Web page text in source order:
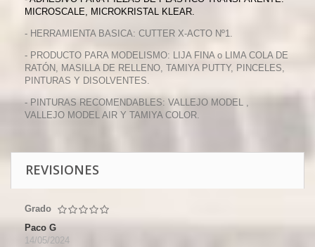
MICROSCALE, MICROKRISTAL KLEAR.
- HERRAMIENTA BASICA: CUTTER X-ACTO Nº1.
- PRODUCTO PARA MODELISMO: LIJA FINA o LIMA COLA DE
RATÓN, MASILLA DE RELLENO, TAMIYA PUTTY, PINCELES,
PINTURAS Y DISOLVENTES.
- PINTURAS RECOMENDABLES: VALLEJO MODEL ,
VALLEJO MODEL AIR Y TAMIYA COLOR.
REVISIONES
Grado
Paco G
14/05/2024